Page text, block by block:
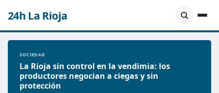
24h La Rioja
SOCIEDAD
La Rioja sin control en la vendimia: los
productores negocian a ciegas y sin
protección